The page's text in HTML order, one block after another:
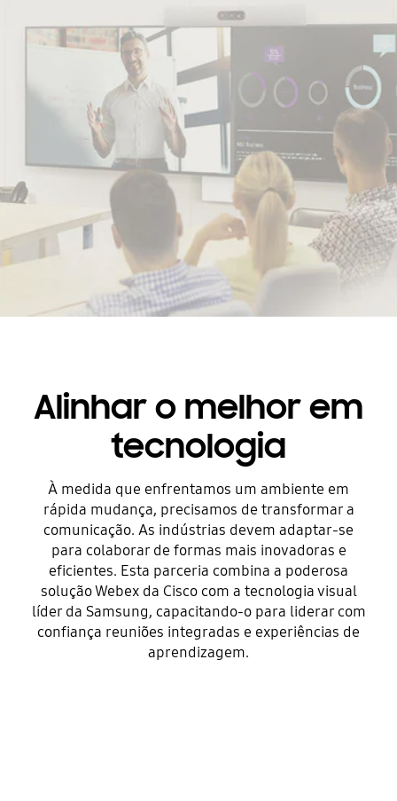
Alinhar o melhor em
tecnologia
À medida que enfrentamos um ambiente em
rápida mudança, precisamos de transformar a
comunicação. As indústrias devem adaptar-se
para colaborar de formas mais inovadoras e
eficientes. Esta parceria combina a poderosa
solução Webex da Cisco com a tecnologia visual
líder da Samsung, capacitando-o para liderar com
confiança reuniões integradas e experiências de
aprendizagem.